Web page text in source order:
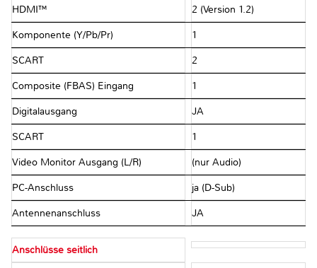
HDMI™ 2 (Version 1.2)
Komponente (Y/Pb/Pr) 1
SCART 2
Composite (FBAS) Eingang 1
Digitalausgang JA
SCART 1
Video Monitor Ausgang (L/R) (nur Audio)
PC-Anschluss ja (D-Sub)
Antennenanschluss JA
Anschlüsse seitlich